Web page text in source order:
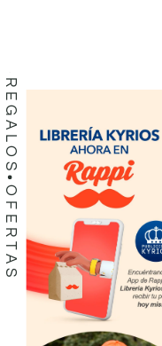
REGALOS
OFERTAS